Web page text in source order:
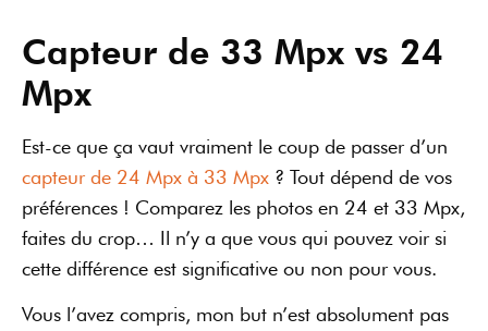
Capteur de 33 Mpx vs 24
Mpx
Est-ce que ça vaut vraiment le coup de passer d’un
capteur de 24 Mpx à 33 Mpx ? Tout dépend de vos
préférences ! Comparez les photos en 24 et 33 Mpx,
faites du crop… Il n’y a que vous qui pouvez voir si
cette différence est significative ou non pour vous.
Vous l’avez compris, mon but n’est absolument pas